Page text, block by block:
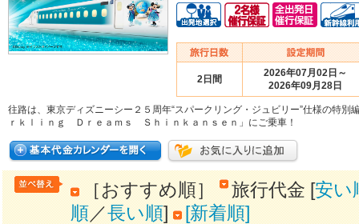
2日間
2026年07月02日～
2026年09月28日
往路は、東京ディズニーシー２５周年“スパークリング・ジュビリー”仕様の特別
ｒｋｌｉｎｇ Ｄｒｅａｍｓ Ｓｈｉｎｋａｎｓｅｎ」にご乗車！
［おすすめ順］ 旅行代金 [安い
順／長い順] [新着順]